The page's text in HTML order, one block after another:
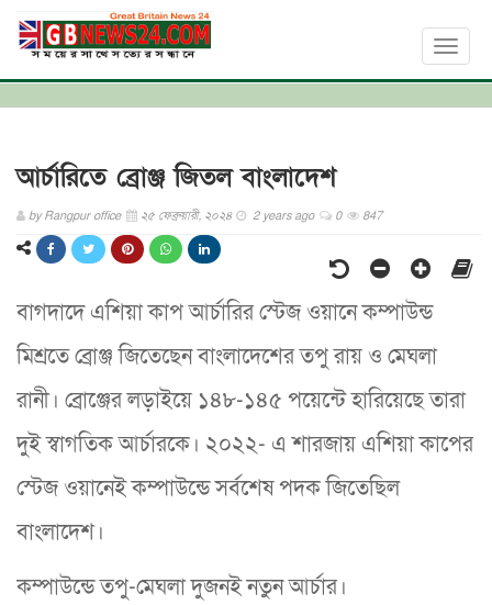
Toggle
আর্চারিতে ব্রোঞ্জ জিতল বাংলাদেশ
byRangpur office ২৫ ফেব্রুয়ারী, ২০২৪ 2 years ago 0 847
বাগদাদে এশিয়া কাপ আর্চারির স্টেজ ওয়ানে কম্পাউন্ড
মিশ্রতে ব্রোঞ্জ জিতেছেন বাংলাদেশের তপু রায় ও মেঘলা
রানী। ব্রোঞ্জের লড়াইয়ে ১৪৮-১৪৫ পয়েন্টে হারিয়েছে তারা
দুই স্বাগতিক আর্চারকে। ২০২২- এ শারজায় এশিয়া কাপের
স্টেজ ওয়ানেই কম্পাউন্ডে সর্বশেষ পদক জিতেছিল
বাংলাদেশ।
কম্পাউন্ডে তপু-মেঘলা দুজনই নতুন আর্চার।